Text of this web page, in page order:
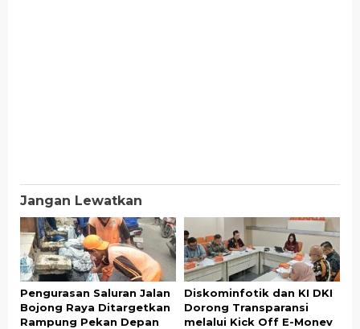
Jangan Lewatkan
Pengurasan Saluran Jalan
Bojong Raya Ditargetkan
Rampung Pekan Depan
Diskominfotik dan KI DKI
Dorong Transparansi
melalui Kick Off E-Monev